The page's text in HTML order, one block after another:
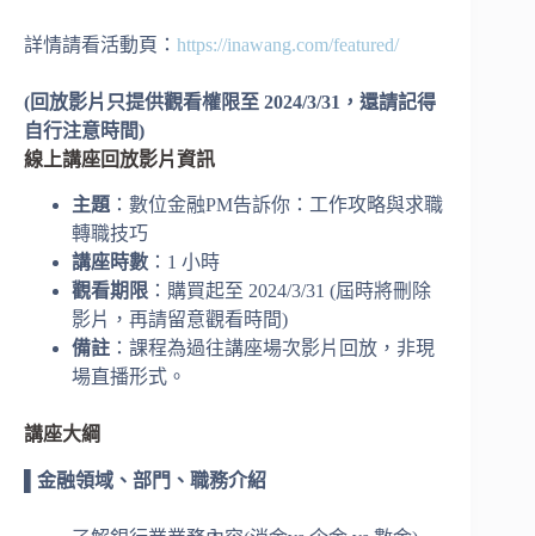
詳情請看活動頁： https://inawang.com/featured/
(回放影片只提供觀看權限至 2024/3/31，還請記得
自行注意時間)
線上講座回放影片資訊
主題 ：數位金融PM告訴你：工作攻略與求職
轉職技巧
講座時數 ：1 小時
觀看期限 ：購買起至 2024/3/31 (屆時將刪除
影片，再請留意觀看時間)
備註 ：課程為過往講座場次影片回放，非現
場直播形式。
講座大綱
▌金融領域、部門、職務介紹